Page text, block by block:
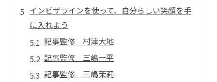
インビザラインを使って、自分らしい笑顔を手
に入れよう
記事監修 村津大地
記事監修 三嶋一平
記事監修 三嶋茉莉